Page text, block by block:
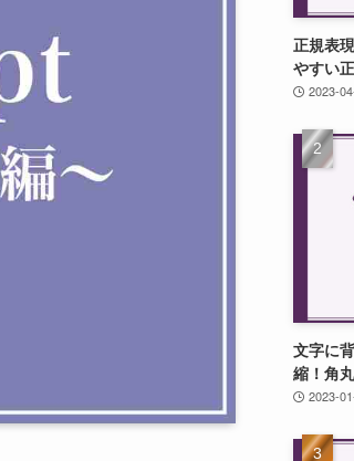
正規表
やすい
2023-
文字に
縮！角
2023-